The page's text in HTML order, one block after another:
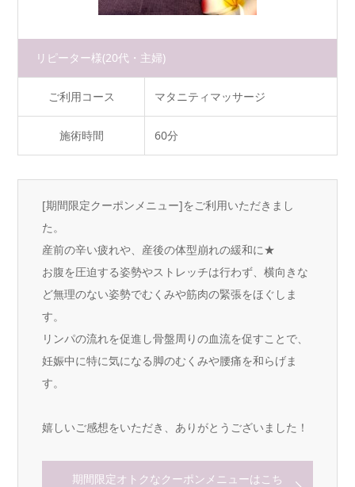
リピーター様(20代・主婦)
ご利用コース マタニティマッサージ
施術時間 60分
[期間限定クーポンメニュー]をご利用いただきまし
た。
産前の辛い疲れや、産後の体型崩れの緩和に★
お腹を圧迫する姿勢やストレッチは行わず、横向きな
ど無理のない姿勢でむくみや筋肉の緊張をほぐしま
す。
リンパの流れを促進し骨盤周りの血流を促すことで、
妊娠中に特に気になる脚のむくみや腰痛を和らげま
す。
嬉しいご感想をいただき、ありがとうございました！
期間限定オトクなクーポンメニューはこち